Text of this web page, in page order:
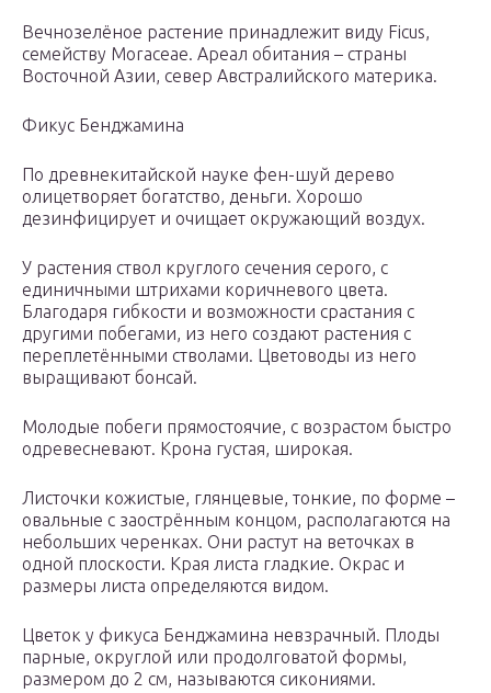
Вечнозелёное растение принадлежит виду Ficus,
семейству Moraceae. Ареал обитания – страны
Восточной Азии, север Австралийского материка.
Фикус Бенджамина
По древнекитайской науке фен-шуй дерево
олицетворяет богатство, деньги. Хорошо
дезинфицирует и очищает окружающий воздух.
У растения ствол круглого сечения серого, с
единичными штрихами коричневого цвета.
Благодаря гибкости и возможности срастания с
другими побегами, из него создают растения с
переплетёнными стволами. Цветоводы из него
выращивают бонсай.
Молодые побеги прямостоячие, с возрастом быстро
одревесневают. Крона густая, широкая.
Листочки кожистые, глянцевые, тонкие, по форме –
овальные с заострённым концом, располагаются на
небольших черенках. Они растут на веточках в
одной плоскости. Края листа гладкие. Окрас и
размеры листа определяются видом.
Цветок у фикуса Бенджамина невзрачный. Плоды
парные, округлой или продолговатой формы,
размером до 2 см, называются сикониями.